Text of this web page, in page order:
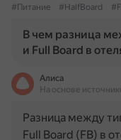
#Питание
#HalfBoard
В чем разница
и Full Board в
Алиса
На основе
Разница между
Full Board (FB) в